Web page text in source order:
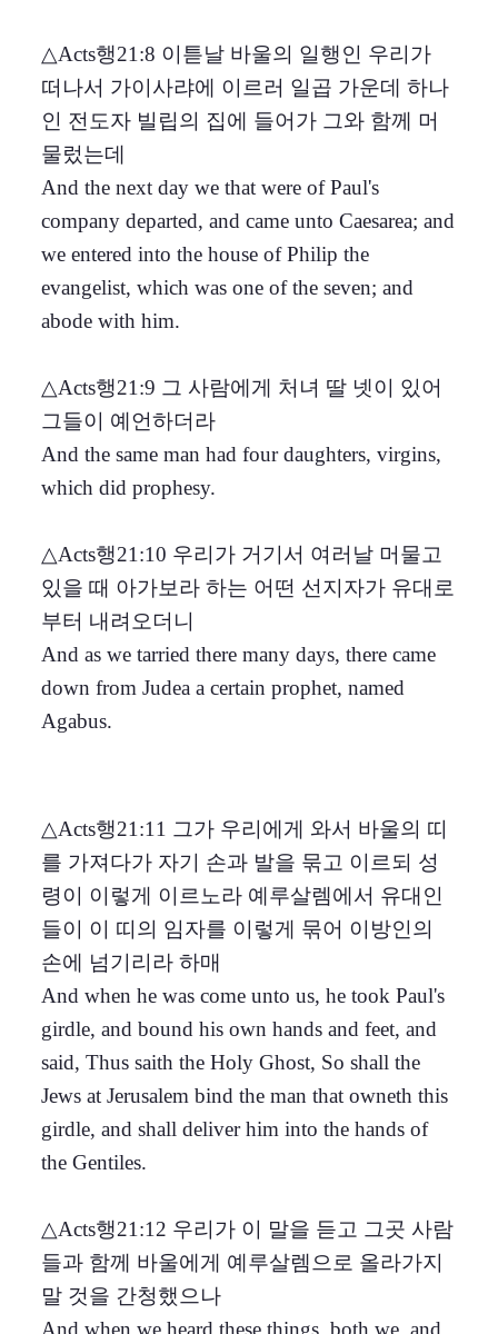
△Acts행21:8 이튿날 바울의 일행인 우리가
떠나서 가이사랴에 이르러 일곱 가운데 하나
인 전도자 빌립의 집에 들어가 그와 함께 머
물렀는데
And the next day we that were of Paul's
company departed, and came unto Caesarea; and
we entered into the house of Philip the
evangelist, which was one of the seven; and
abode with him.
△Acts행21:9 그 사람에게 처녀 딸 넷이 있어
그들이 예언하더라
And the same man had four daughters, virgins,
which did prophesy.
△Acts행21:10 우리가 거기서 여러날 머물고
있을 때 아가보라 하는 어떤 선지자가 유대로
부터 내려오더니
And as we tarried there many days, there came
down from Judea a certain prophet, named
Agabus.
△Acts행21:11 그가 우리에게 와서 바울의 띠
를 가져다가 자기 손과 발을 묶고 이르되 성
령이 이렇게 이르노라 예루살렘에서 유대인
들이 이 띠의 임자를 이렇게 묶어 이방인의
손에 넘기리라 하매
And when he was come unto us, he took Paul's
girdle, and bound his own hands and feet, and
said, Thus saith the Holy Ghost, So shall the
Jews at Jerusalem bind the man that owneth this
girdle, and shall deliver him into the hands of
the Gentiles.
△Acts행21:12 우리가 이 말을 듣고 그곳 사람
들과 함께 바울에게 예루살렘으로 올라가지
말 것을 간청했으나
And when we heard these things, both we, and